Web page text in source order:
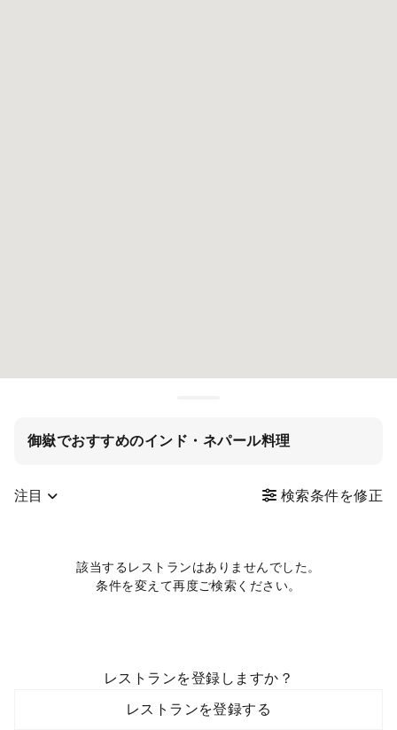
御嶽でおすすめのインド・ネパール料理
注目 検索条件を修正
該当するレストランはありませんでした。
条件を変えて再度ご検索ください。
レストランを登録しますか？
レストランを登録する